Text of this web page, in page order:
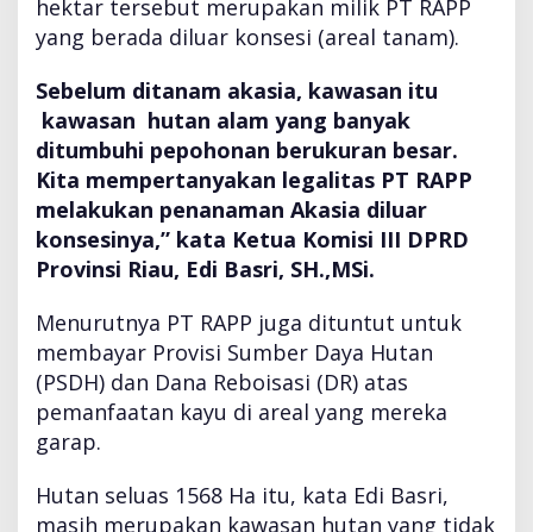
r
i
a
a
r
P
S
D
H
H
t
a
1
8
h
hektar tersebut merupakan milik PT RAPP
yang berada diluar konsesi (areal tanam).
Sebelum ditanam akasia, kawasan itu
kawasan hutan alam yang banyak
ditumbuhi pepohonan berukuran besar.
Kita mempertanyakan legalitas PT RAPP
melakukan penanaman Akasia diluar
konsesinya,” kata Ketua Komisi III DPRD
Provinsi Riau, Edi Basri, SH.,MSi.
Menurutnya PT RAPP juga dituntut untuk
membayar Provisi Sumber Daya Hutan
(PSDH) dan Dana Reboisasi (DR) atas
pemanfaatan kayu di areal yang mereka
garap.
Hutan seluas 1568 Ha itu, kata Edi Basri,
masih merupakan kawasan hutan yang tidak